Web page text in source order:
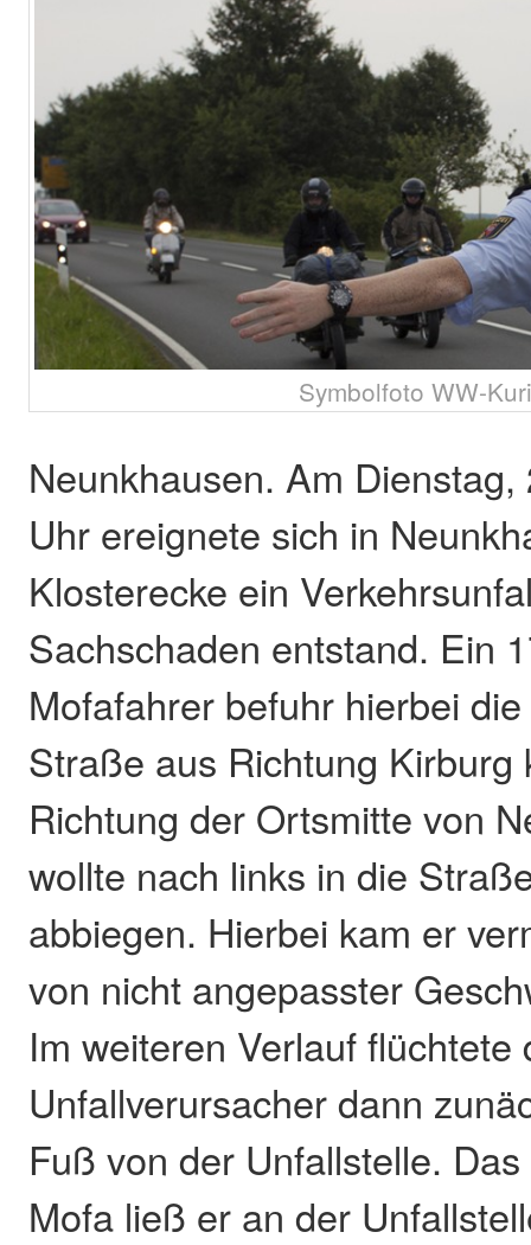
Symbolfoto WW-
Neunkhausen. Am
Uhr ereignete sich in
Klosterecke ein
Sachschaden entstand. Ein
Mofafahrer befuhr hierbei
Straße aus Richtung Kirburg
Richtung der Ortsmitte von
wollte nach links in die
abbiegen. Hierbei kam er
von nicht angepasster
Im weiteren Verlauf flüchtete
Unfallverursacher dann
Fuß von der Unfallstelle.
Mofa ließ er an der